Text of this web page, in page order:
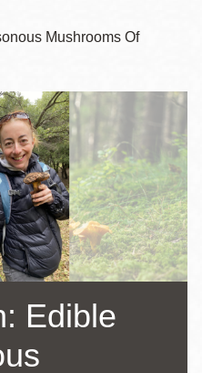
Mushrooms Of
Edible